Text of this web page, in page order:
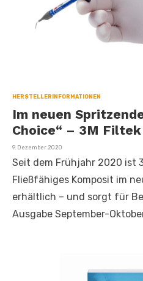
HERSTELLERINFORMATIONEN
Im neuen
Choice“ – 3M
Veröffentlicht
9. Dezember 2020
Seit dem Frühjahr 2020 ist
Fließfähiges Komposit im
erhältlich – und sorgt für
Ausgabe September-